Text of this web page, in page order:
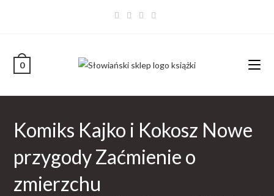
0
Komiks Kajko i Kokosz Nowe
przygody Zaćmienie o
zmierzchu